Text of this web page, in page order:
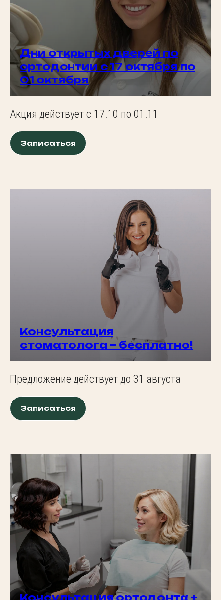
Дни открытых дверей по
ортодонтии с 17 октября по
01 октября
Акция действует с 17.10 по 01.11
Записаться
⁠Консультация
стоматолога – бесплатно!
Предложение действует до 31 августа
Записаться
Консультация ортодонта +